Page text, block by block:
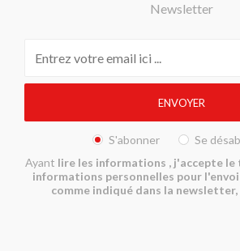
Newsletter
S'abonner
Se
Ayant lire les informations , j'accepte
informations personnelles pour
comme indiqué dans la